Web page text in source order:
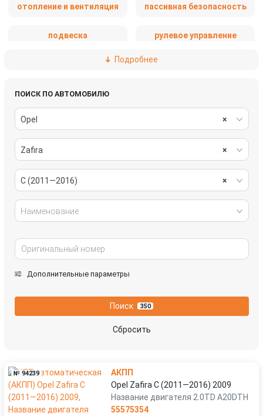
отопление и вентиляция пассивная безопасность
подвеска рулевое управление
система охлаждения
системы комфорта
стеклоочистители топливная система
трансмиссия
Подробнее
ПОИСК ПО АВТОМОБИЛЮ
×
Opel
×
Zafira
×
C (2011—2016)
Наименование
Дополнительные параметры
Поиск 350
Сбросить
№ 94239
АКПП
Opel Zafira C (2011—2016) 2009
Название двигателя 2.0TD A20DTH
55575354